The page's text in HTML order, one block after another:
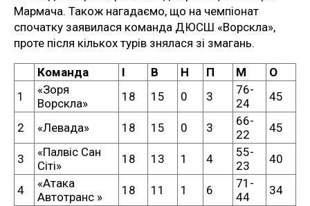
Мармача. Також нагадаємо, що на чемпіонат
спочатку заявилася команда ДЮСШ «Ворскла»,
проте після кількох турів знялася зі змагань.
Команда І В Н П М
О
1
«Зоря
Ворскла»
18 15 0 3
76-
24
45
2 «Левада» 18 15 0 3
66-
22
45
3
«Палвіс Сан
Сіті»
18 13 1 4
55-
23
40
4
«Атака
Автотранс »
18 11 1 6
71-
44
34